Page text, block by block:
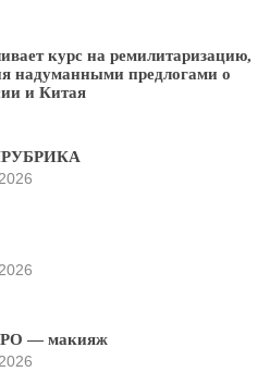
курс на ремилитаризацию,
надуманными предлогами о
и Китая
— макияж